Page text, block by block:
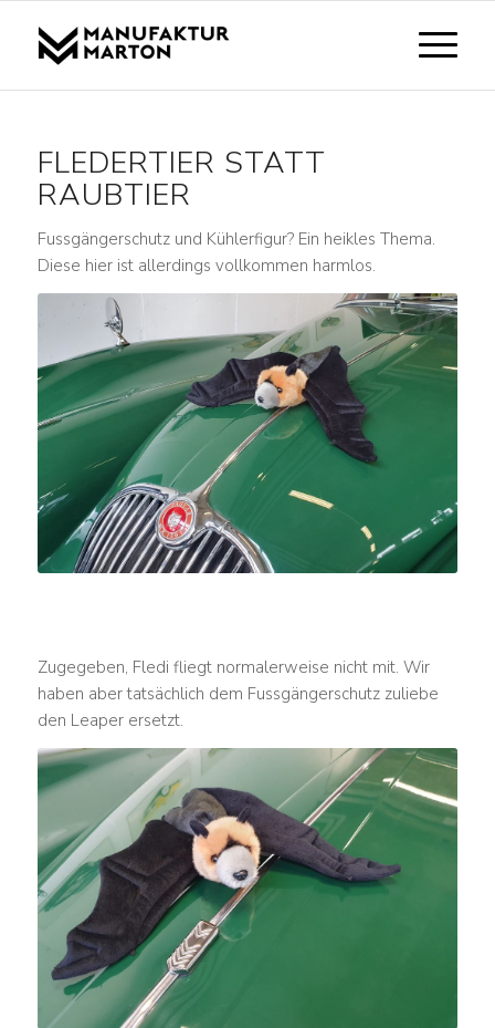
FLEDERTIER STATT
RAUBTIER
Fussgängerschutz und Kühlerfigur? Ein heikles Thema.
Diese hier ist allerdings vollkommen harmlos.
Zugegeben, Fledi fliegt normalerweise nicht mit. Wir
haben aber tatsächlich dem Fussgängerschutz zuliebe
den Leaper ersetzt.